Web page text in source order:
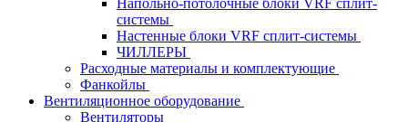
Напольно-потолочные блоки VRF сплит-
системы
Настенные блоки VRF сплит-системы
ЧИЛЛЕРЫ
Расходные материалы и комплектующие
Фанкойлы
Вентиляционное оборудование
Вентиляторы